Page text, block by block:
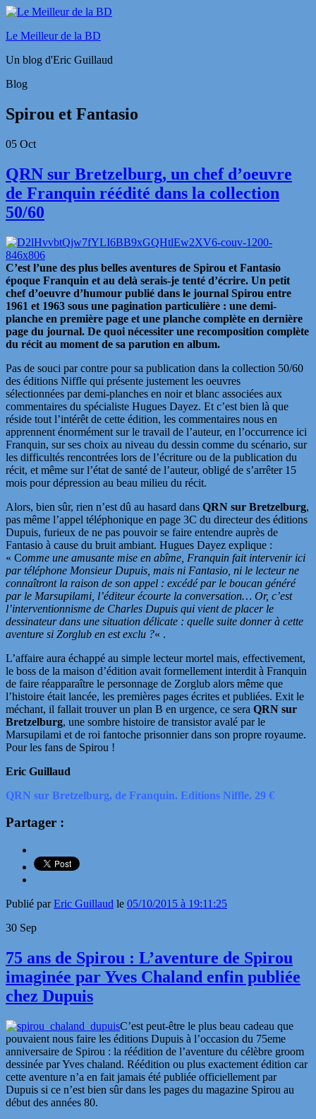
Le Meilleur de la BD
Un blog d'Eric Guillaud
Blog
Spirou et Fantasio
05 Oct
QRN sur Bretzelburg, un chef d’oeuvre
de Franquin réédité dans la collection
50/60
C’est l’une des plus belles aventures de Spirou et Fantasio
époque Franquin et au delà serais-je tenté d’écrire. Un petit
chef d’oeuvre d’humour publié dans le journal Spirou entre
1961 et 1963 sous une pagination particulière : une demi-
planche en première page et une planche complète en dernière
page du journal. De quoi nécessiter une recomposition complète
du récit au moment de sa parution en album.
Pas de souci par contre pour sa publication dans la collection 50/60
des éditions Niffle qui présente justement les oeuvres
sélectionnées par demi-planches en noir et blanc associées aux
commentaires du spécialiste Hugues Dayez. Et c’est bien là que
réside tout l’intérêt de cette édition, les commentaires nous en
apprennent énormément sur le travail de l’auteur, en l’occurrence ici
Franquin, sur ses choix au niveau du dessin comme du scénario, sur
les difficultés rencontrées lors de l’écriture ou de la publication du
récit, et même sur l’état de santé de l’auteur, obligé de s’arrêter 15
mois pour dépression au beau milieu du récit.
Alors, bien sûr, rien n’est dû au hasard dans QRN sur Bretzelburg,
pas même l’appel téléphonique en page 3C du directeur des éditions
Dupuis, furieux de ne pas pouvoir se faire entendre auprès de
Fantasio à cause du bruit ambiant. Hugues Dayez explique :
« Comme une amusante mise en abîme, Franquin fait intervenir ici
par téléphone Monsieur Dupuis, mais ni Fantasio, ni le lecteur ne
connaîtront la raison de son appel : excédé par le boucan généré
par le Marsupilami, l’éditeur écourte la conversation… Or, c’est
l’interventionnisme de Charles Dupuis qui vient de placer le
dessinateur dans une situation délicate : quelle suite donner à cette
aventure si Zorglub en est exclu ?« .
L’affaire aura échappé au simple lecteur mortel mais, effectivement,
le boss de la maison d’édition avait formellement interdit à Franquin
de faire réapparaître le personnage de Zorglub alors même que
l’histoire était lancée, les premières pages écrites et publiées. Exit le
méchant, il fallait trouver un plan B en urgence, ce sera QRN sur
Bretzelburg, une sombre histoire de transistor avalé par le
Marsupilami et de roi fantoche prisonnier dans son propre royaume.
Pour les fans de Spirou !
Eric Guillaud
QRN sur Bretzelburg, de Franquin. Editions Niffle. 29 €
Partager :
Publié parEric Guillaud le 05/10/2015 à 19:11:25
30 Sep
75 ans de Spirou : L’aventure de Spirou
imaginée par Yves Chaland enfin publiée
chez Dupuis
C’est peut-être le plus beau cadeau que
pouvaient nous faire les éditions Dupuis à l’occasion du 75eme
anniversaire de Spirou : la réédition de l’aventure du célèbre groom
dessinée par Yves chaland. Réédition ou plus exactement édition car
cette aventure n’a en fait jamais été publiée officiellement par
Dupuis si ce n’est bien sûr dans les pages du magazine Spirou au
début des années 80.